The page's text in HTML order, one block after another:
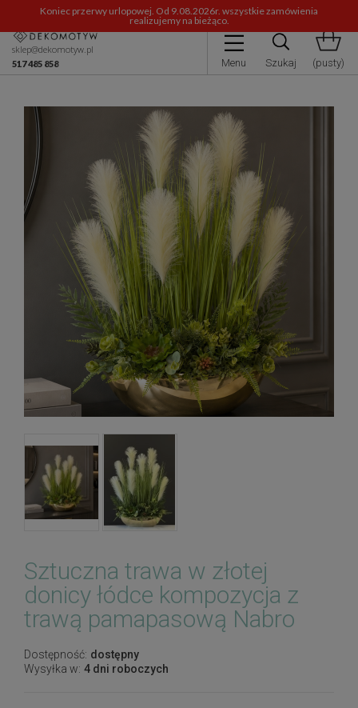
Koniec przerwy urlopowej. Od 9.08.2026r. wszystkie zamówienia
realizujemy na bieżąco.
Menu Szukaj (pusty)
sklep@dekomotyw.pl
517 485 858
Sztuczna trawa w złotej
donicy łódce kompozycja z
trawą pamapasową Nabro
Dostępność: dostępny
Wysyłka w: 4 dni roboczych